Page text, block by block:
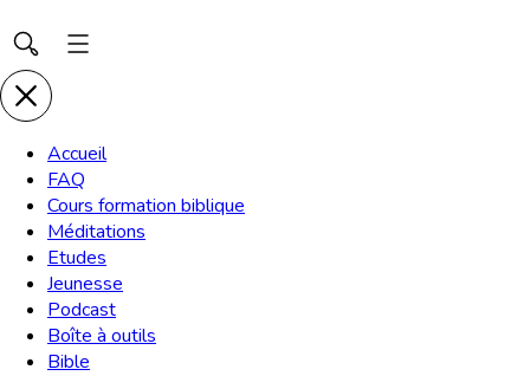
Accueil
FAQ
Cours formation biblique
Méditations
Etudes
Jeunesse
Podcast
Boîte à outils
Bible